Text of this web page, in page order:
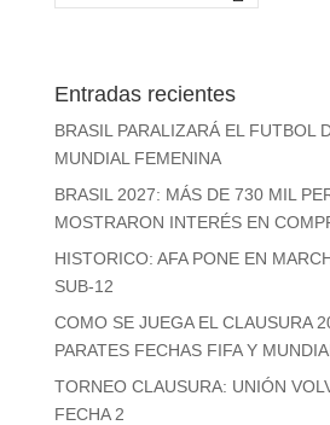
Entradas recientes
BRASIL PARALIZARÁ EL FUTBOL
MUNDIAL FEMENINA
BRASIL 2027: MÁS DE 730 MIL
MOSTRARON INTERÉS EN
HISTORICO: AFA PONE EN
SUB-12
COMO SE JUEGA EL CLAUSURA
PARATES FECHAS FIFA Y
TORNEO CLAUSURA: UNIÓN
FECHA 2